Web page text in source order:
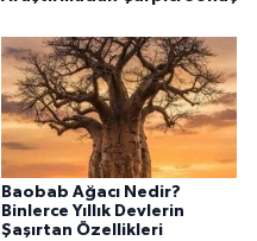
Baobab Ağacı Nedir?
Binlerce Yıllık Devlerin
Şaşırtan Özellikleri